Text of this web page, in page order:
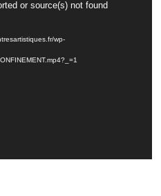
Lecteur
or source(s) not found
wp-